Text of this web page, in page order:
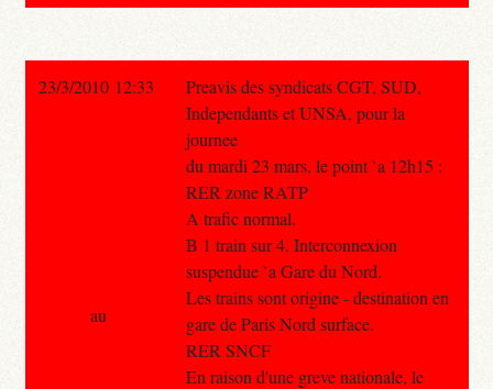
23/3/2010 12:33
Preavis des syndicats CGT, SUD,
Independants et UNSA, pour la
journee
du mardi 23 mars, le point `a 12h15 :
RER zone RATP
A trafic normal.
B 1 train sur 4. Interconnexion
suspendue `a Gare du Nord.
Les trains sont origine - destination en
gare de Paris Nord surface.
RER SNCF
En raison d'une greve nationale, le
au